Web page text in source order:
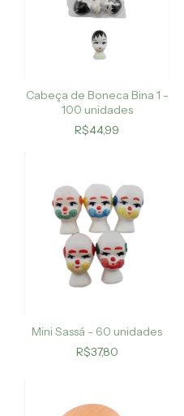
Cabeça de Boneca Bina 1 -
100 unidades
R$44,99
Mini Sassá - 60 unidades
R$37,80